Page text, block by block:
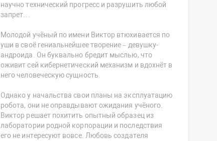
научно технический прогресс и разрушить любой
запрет…
Молодой учёный по имени Виктор втюхивается по
уши в своё гениальнейшее творение – девушку-
андроида. Он буквально бредит мыслью, что
оживит сей кибернетический механизм и вдохнёт в
него человеческую сущность.
Однако у начальства свои планы на эксплуатацию
робота, они не оправдывают ожидания учёного.
Виктор решает похитить опытный образец из
лаборатории родной корпорации и последствия
его не интересуют вовсе. Любовь создателя